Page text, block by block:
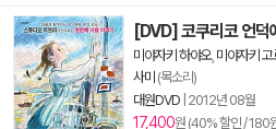
[DVD] 코쿠리코 언
미야자키 하야오, 미야자키 고
사미 (목소리)
대원DVD 2012년 08월
17,400원 (40% 할인 / 180